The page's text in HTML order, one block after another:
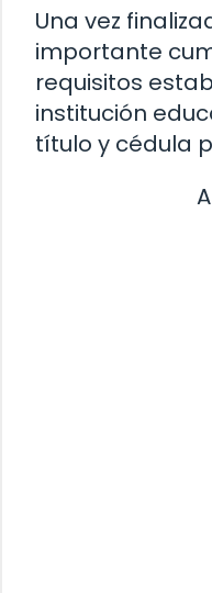
Una vez
importante
requisitos
institución
título y cédula